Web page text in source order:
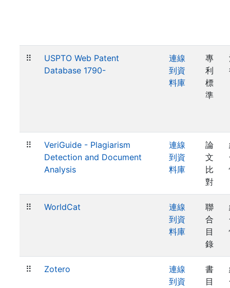
⠿
USPTO Web Patent
Database 1790-
連線
到資
料庫
專
利
標
準
⠿
VeriGuide - Plagiarism
Detection and Document
Analysis
連線
到資
料庫
論
文
比
對
⠿ WorldCat
連線
到資
料庫
聯
合
目
錄
⠿ Zotero
連線
到資
書
目